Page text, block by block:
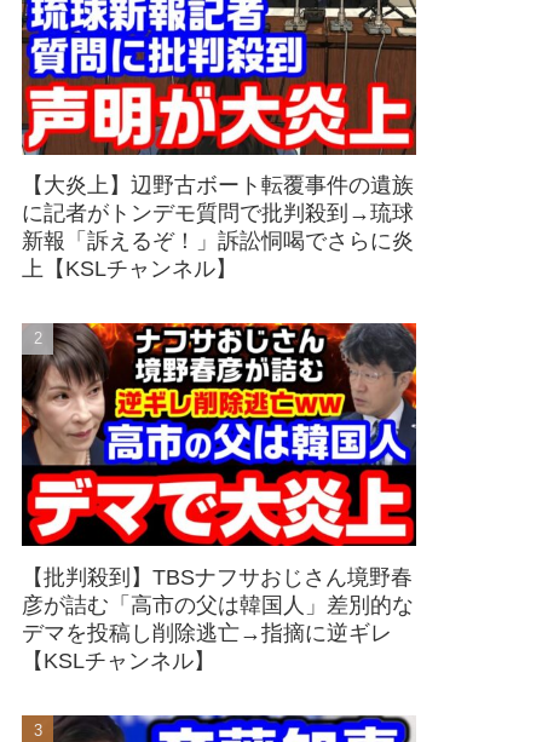
【大炎上】辺野古ボート転覆事件の遺族
に記者がトンデモ質問で批判殺到→琉球
新報「訴えるぞ！」訴訟恫喝でさらに炎
上【KSLチャンネル】
【批判殺到】TBSナフサおじさん境野春
彦が詰む「高市の父は韓国人」差別的な
デマを投稿し削除逃亡→指摘に逆ギレ
【KSLチャンネル】